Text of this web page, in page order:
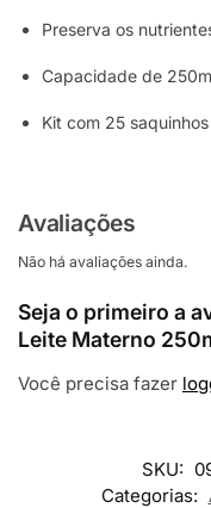
Preserva os
Capacidade de
Kit com 25
Avaliações
Não há avaliações ainda.
Seja o primeiro a
Leite Materno
Você precisa fazer
SKU:
Categorias: